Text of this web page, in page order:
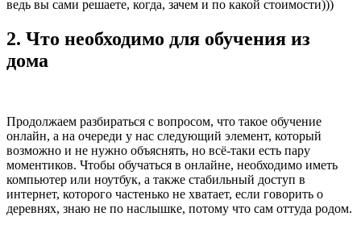
ведь вы сами решаете, когда, зачем и по какой стоимости)))
2. Что необходимо для обучения из
дома
Продолжаем разбираться с вопросом, что такое обучение
онлайн, а на очереди у нас следующий элемент, который
возможно и не нужно объяснять, но всё-таки есть пару
моментиков. Чтобы обучаться в онлайне, необходимо иметь
компьютер или ноутбук, а также стабильный доступ в
интернет, которого частенько не хватает, если говорить о
деревнях, знаю не по наслышке, потому что сам оттуда родом.